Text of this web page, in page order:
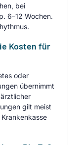
bei
6–12 Wochen.
Kosten für
oder
übernimmt
gilt meist